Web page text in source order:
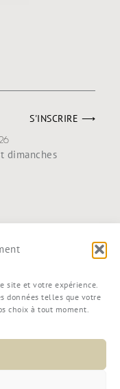
site et votre expérience.
données telles que votre
choix à tout moment.
S'INSCRIRE ⟶
dimanches